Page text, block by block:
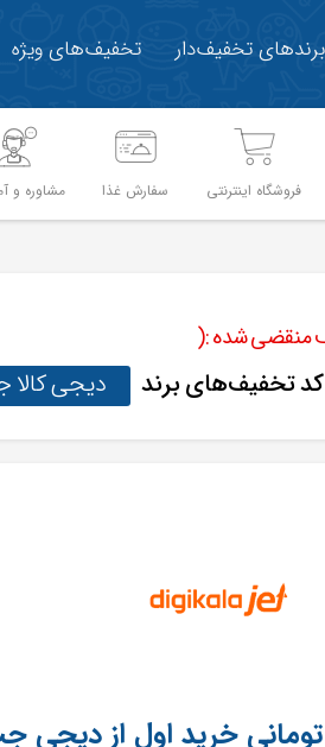
برندهای تخفیف‌دار تخفیف‌های ویژه
فروشگاه اینترنتی سفارش غذا مشاوره و
منقضی شده :(
تخفیف‌های برند دیجی